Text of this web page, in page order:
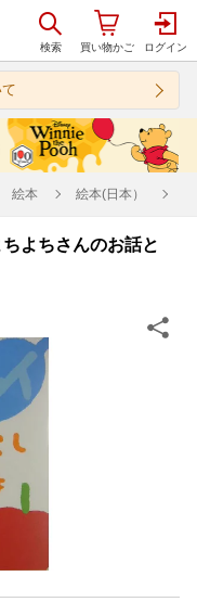
絵本 絵本(日本）
よちさんのお話と